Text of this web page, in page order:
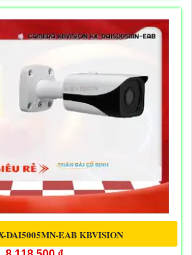
DAI5005MN-EAB KBVISION